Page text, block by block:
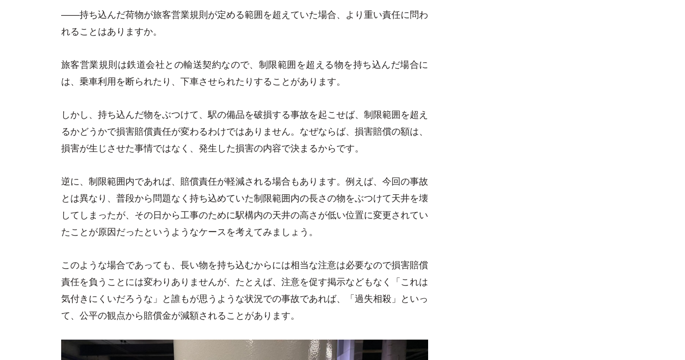
——持ち込んだ荷物が旅客営業規則が定める範囲を超えていた場合、より重い責任に問わ
れることはありますか。
旅客営業規則は鉄道会社との輸送契約なので、制限範囲を超える物を持ち込んだ場合に
は、乗車利用を断られたり、下車させられたりすることがあります。
しかし、持ち込んだ物をぶつけて、駅の備品を破損する事故を起こせば、制限範囲を超え
るかどうかで損害賠償責任が変わるわけではありません。なぜならば、損害賠償の額は、
損害が生じさせた事情ではなく、発生した損害の内容で決まるからです。
逆に、制限範囲内であれば、賠償責任が軽減される場合もあります。例えば、今回の事故
とは異なり、普段から問題なく持ち込めていた制限範囲内の長さの物をぶつけて天井を壊
してしまったが、その日から工事のために駅構内の天井の高さが低い位置に変更されてい
たことが原因だったというようなケースを考えてみましょう。
このような場合であっても、長い物を持ち込むからには相当な注意は必要なので損害賠償
責任を負うことには変わりありませんが、たとえば、注意を促す掲示などもなく「これは
気付きにくいだろうな」と誰もが思うような状況での事故であれば、「過失相殺」といっ
て、公平の観点から賠償金が減額されることがあります。